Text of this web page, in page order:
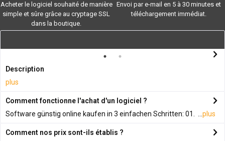
Acheter le logiciel souhaité de manière
simple et sûre grâce au cryptage SSL
dans la boutique.
Envoi par e-mail en 5 à 30 minutes et
téléchargement immédiat.
Description
plus
Comment fonctionne l'achat d'un logiciel ?
Software günstig online kaufen in 3 einfachen Schritten: 01. ... plus
Comment nos prix sont-ils établis ?